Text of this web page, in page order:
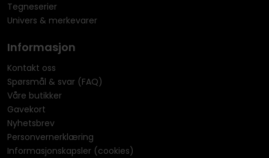
Tegneserier
Univers & merkevarer
Informasjon
Kontakt oss
Spørsmål & svar (FAQ)
Våre butikker
Gavekort
Nyhetsbrev
Personvernerklæring
Informasjonskapsler (cookies)